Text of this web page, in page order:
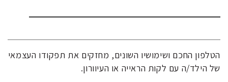
הטלפון החכם ושימושיו השונים, מחזקים את תפקודו העצמאי
של הילד/ה עם לקות הראייה או העיוורון.